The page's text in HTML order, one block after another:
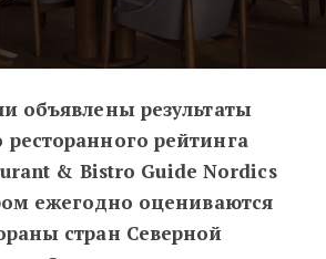
престижный гастро-
объявлены результаты
рейтинга
& Bistro Guide Nordics
ежегодно оцениваются
стран Северной